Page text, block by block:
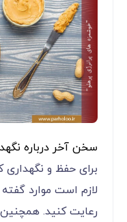
سخن آخر درباره
برای حفظ و نگهداری
لازم است موارد
رعایت کنید.